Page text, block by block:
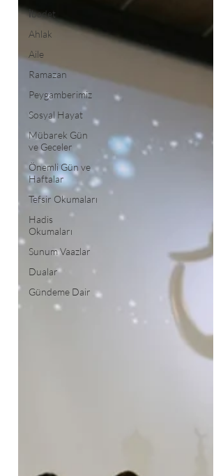
İbadet
Ahlak
Aile
Ramazan
Peygamberimiz
Sosyal Hayat
Mübarek Gün
ve Geceler
Önemli Gün ve
Haftalar
Tefsir Okumaları
Hadis
Okumaları
Sunum Vaazlar
Dualar
Gündeme Dair